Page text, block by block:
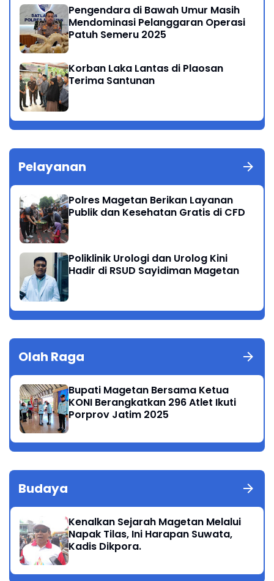
Pengendara di Bawah Umur Masih
Mendominasi Pelanggaran Operasi
Patuh Semeru 2025
Korban Laka Lantas di Plaosan
Terima Santunan
Pelayanan
Polres Magetan Berikan Layanan
Publik dan Kesehatan Gratis di CFD
Poliklinik Urologi dan Urolog Kini
Hadir di RSUD Sayidiman Magetan
Olah Raga
Bupati Magetan Bersama Ketua
KONI Berangkatkan 296 Atlet Ikuti
Porprov Jatim 2025
Budaya
Kenalkan Sejarah Magetan Melalui
Napak Tilas, Ini Harapan Suwata,
Kadis Dikpora.